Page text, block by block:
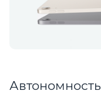
Автономность